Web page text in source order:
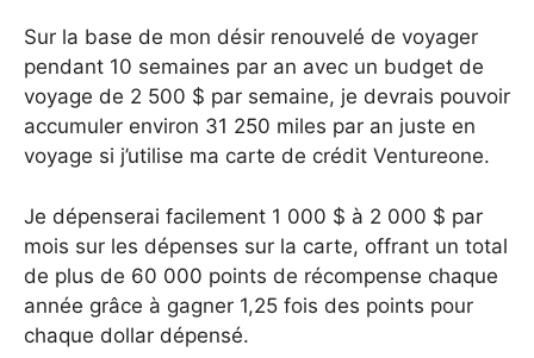
Sur la base de mon désir renouvelé de voyager
pendant 10 semaines par an avec un budget de
voyage de 2 500 $ par semaine, je devrais pouvoir
accumuler environ 31 250 miles par an juste en
voyage si j’utilise ma carte de crédit Ventureone.
Je dépenserai facilement 1 000 $ à 2 000 $ par
mois sur les dépenses sur la carte, offrant un total
de plus de 60 000 points de récompense chaque
année grâce à gagner 1,25 fois des points pour
chaque dollar dépensé.